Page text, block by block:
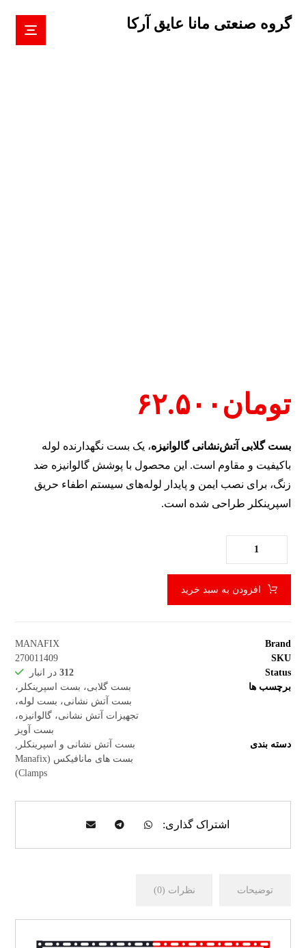
گروه صنعتی مانا عایق آرکا
تومان ۶۲.۵۰۰
بست گلابی آتش‌نشانی گالوانیزه، یک بست نگهدارنده لوله
باکیفیت و مقاوم است. این محصول با پوشش گالوانیزه ضد
زنگ، برای نصب ایمن و پایدار لوله‌های سیستم اطفاء حریق
اسپرینکلر طراحی شده است.
افزودن به سبد خرید
Brand
MANAFIX
SKU
270011409
Status
312در انبار
برچسب ها
بست گلابی، بست اسپرینکلر،
بست آتش نشانی، بست لوله،
تجهیزات آتش نشانی، گالوانیزه،
بست آویز
دسته بندی
بست آتش نشانی و اسپرینکلر
بست های مانافیکس (Manafix
Clamps)
توضیحات نظرات (0)